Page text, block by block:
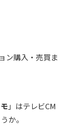
ン購入・売買ま
」はテレビCM
か。